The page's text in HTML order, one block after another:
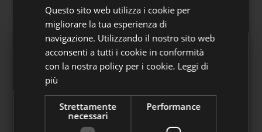
Adesioni automatiche
A partire dal 1° luglio 2026 Laborfonds può
accogliere le adesioni automatiche dei
dipendenti del settore privato.
Questo sito web utilizza i cookie per
migliorare la tua esperienza di
navigazione. Utilizzando il nostro sito web
acconsenti a tutti i cookie in conformità
con la nostra policy per i cookie. Leggi di
più
Strettamente
necessari
Performance